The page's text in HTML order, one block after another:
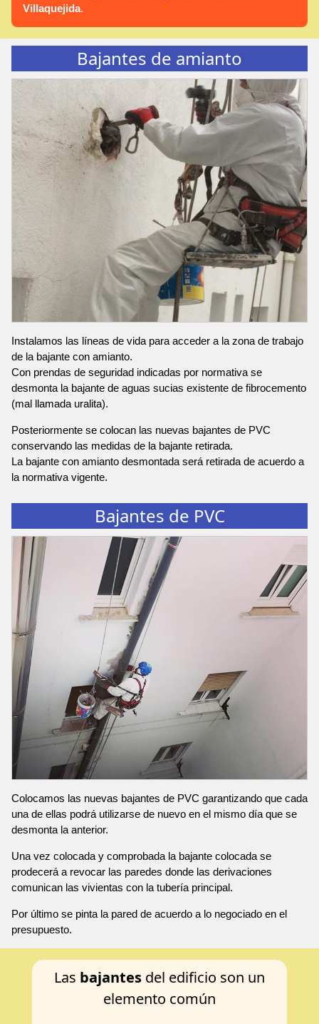
Villaquejida.
Bajantes de amianto
Instalamos las líneas de vida para acceder a la zona de trabajo
de la bajante con amianto.
Con prendas de seguridad indicadas por normativa se
desmonta la bajante de aguas sucias existente de fibrocemento
(mal llamada uralita).
Posteriormente se colocan las nuevas bajantes de PVC
conservando las medidas de la bajante retirada.
La bajante con amianto desmontada será retirada de acuerdo a
la normativa vigente.
Bajantes de PVC
Colocamos las nuevas bajantes de PVC garantizando que cada
una de ellas podrá utilizarse de nuevo en el mismo día que se
desmonta la anterior.
Una vez colocada y comprobada la bajante colocada se
prodecerá a revocar las paredes donde las derivaciones
comunican las vivientas con la tubería principal.
Por último se pinta la pared de acuerdo a lo negociado en el
presupuesto.
Las bajantesdel edificio son un
elemento común